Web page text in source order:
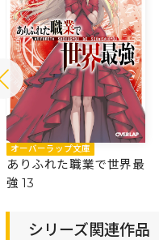
オーバーラップ文庫
ありふれた職業で世界最
強 13
シリーズ関連作品